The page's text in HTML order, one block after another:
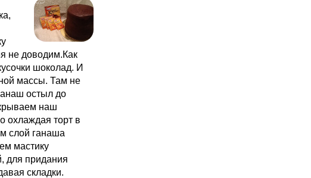
не доводим.Как
шоколад. И
массы. Там не
остыл до
наш
охлаждая торт в
слой ганаша
мастику
для придания
складки.